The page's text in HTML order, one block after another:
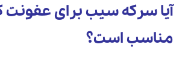
آیا سرکه سیب برای عفونت
مناسب است؟